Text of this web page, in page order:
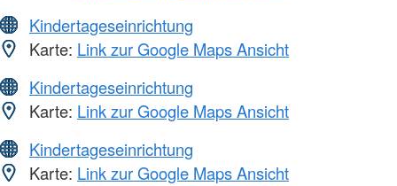
Kindertageseinrichtung
Karte: Link zur Google Maps Ansicht
Kindertageseinrichtung
Karte: Link zur Google Maps Ansicht
Kindertageseinrichtung
Karte: Link zur Google Maps Ansicht